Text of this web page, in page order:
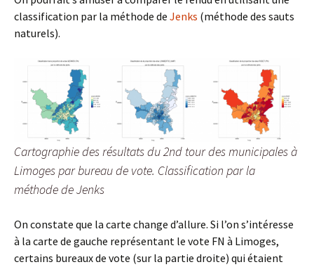
classification par la méthode de Jenks (méthode des sauts
naturels).
Cartographie des résultats du 2nd tour des municipales à
Limoges par bureau de vote. Classification par la
méthode de Jenks
On constate que la carte change d’allure. Si l’on s’intéresse
à la carte de gauche représentant le vote FN à Limoges,
certains bureaux de vote (sur la partie droite) qui étaient